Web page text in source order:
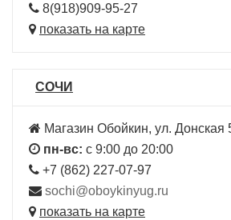
8(918)909-95-27
показать на карте
СОЧИ
Магазин Обойкин, ул. Донская
пн-вс: с 9:00 до 20:00
+7 (862) 227-07-97
sochi@oboykinyug.ru
показать на карте